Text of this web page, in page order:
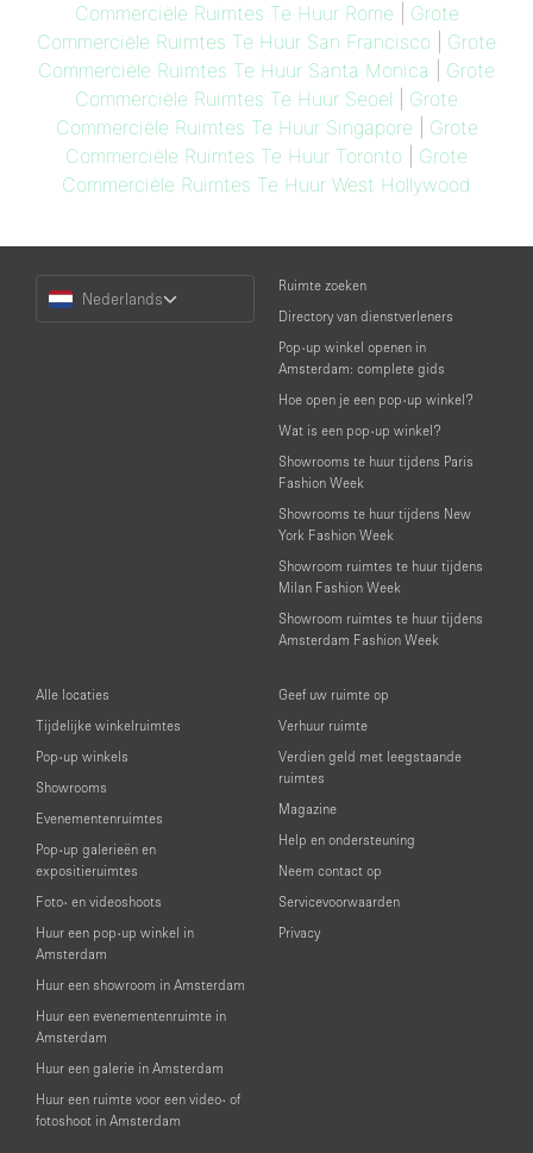
Commerciële Ruimtes Te Huur Rome
Grote
Commerciële Ruimtes Te Huur San Francisco
Grote
Commerciële Ruimtes Te Huur Santa Monica
Grote
Commerciële Ruimtes Te Huur Seoel
Grote
Commerciële Ruimtes Te Huur Singapore
Grote
Commerciële Ruimtes Te Huur Toronto
Grote
Commerciële Ruimtes Te Huur West Hollywood
Language
Nederlands
Ruimte zoeken
Directory van dienstverleners
Pop-up winkel openen in
Amsterdam: complete gids
Hoe open je een pop-up winkel?
Wat is een pop-up winkel?
Showrooms te huur tijdens Paris
Fashion Week
Showrooms te huur tijdens New
York Fashion Week
Showroom ruimtes te huur tijdens
Milan Fashion Week
Showroom ruimtes te huur tijdens
Amsterdam Fashion Week
Alle locaties
Tijdelijke winkelruimtes
Pop-up winkels
Showrooms
Evenementenruimtes
Pop-up galerieën en
expositieruimtes
Foto- en videoshoots
Huur een pop-up winkel in
Amsterdam
Huur een showroom in Amsterdam
Huur een evenementenruimte in
Amsterdam
Huur een galerie in Amsterdam
Huur een ruimte voor een video- of
fotoshoot in Amsterdam
Geef uw ruimte op
Verhuur ruimte
Verdien geld met leegstaande
ruimtes
Magazine
Help en ondersteuning
Neem contact op
Servicevoorwaarden
Privacy